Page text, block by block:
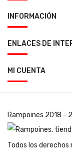
INFORMACIÓN
ENLACES DE
MI CUENTA
Rampoines 2018 -
Todos los derechos